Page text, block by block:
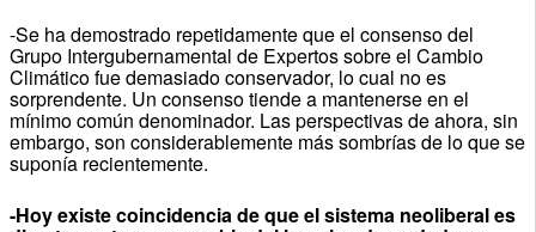
-Se ha demostrado repetidamente que el consenso del
Grupo Intergubernamental de Expertos sobre el Cambio
Climático fue demasiado conservador, lo cual no es
sorprendente. Un consenso tiende a mantenerse en el
mínimo común denominador. Las perspectivas de ahora, sin
embargo, son considerablemente más sombrías de lo que se
suponía recientemente.
-Hoy existe coincidencia de que el sistema neoliberal es